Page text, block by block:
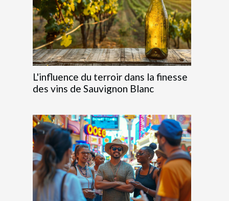
L'influence du terroir dans la finesse
des vins de Sauvignon Blanc